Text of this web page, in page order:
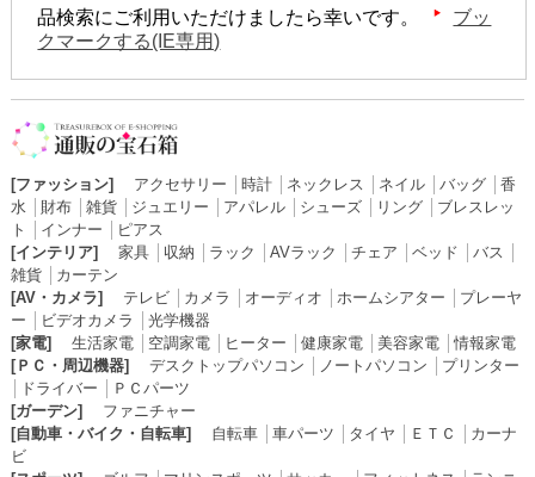
品検索にご利用いただけましたら幸いです。
ブッ
クマークする(IE専用)
[ファッション] アクセサリー 時計│ ネックレス ネイル│ バッグ│ 香
水
財布│ 雑貨│ ジュエリー アパレル│ シューズ│ リング│ ブレスレッ
ト
インナー
ピアス
[インテリア]
家具│ 収納 ラック AVラック チェア ベッド バス
雑貨│ カーテン
[AV・カメラ]
テレビ│ カメラ オーディオ ホームシアター
プレーヤ
ー
ビデオカメラ
光学機器
[家電]
生活家電│ 空調家電│ ヒーター 健康家電│ 美容家電│情報家電
[ＰＣ・周辺機器]
デスクトップパソコン ノートパソコン
プリンター
ドライバー
ＰＣパーツ
[ガーデン]
ファニチャー
[自動車・バイク・自転車]
自転車│ 車パーツ タイヤ ＥＴＣ
カーナ
ビ